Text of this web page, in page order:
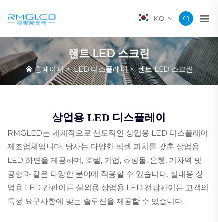
KO
렌트 LED 스크린
홈페이지>LED 디스플레이>렌트 LED 스크린
상업용 LED 디스플레이
RMGLED는 세계적으로 선도적인 상업용 LED 디스플레이
제조업체입니다. 당사는 다양한 픽셀 피치를 갖춘 상업용
LED 화면을 제공하며, 호텔, 기업, 쇼핑몰, 은행, 기차역 및
공항과 같은 다양한 분야에 적용할 수 있습니다. 실내용 상
업용 LED 간판이든 실외용 상업용 LED 전광판이든 고객의
특정 요구사항에 맞는 솔루션을 제공할 수 있습니다.